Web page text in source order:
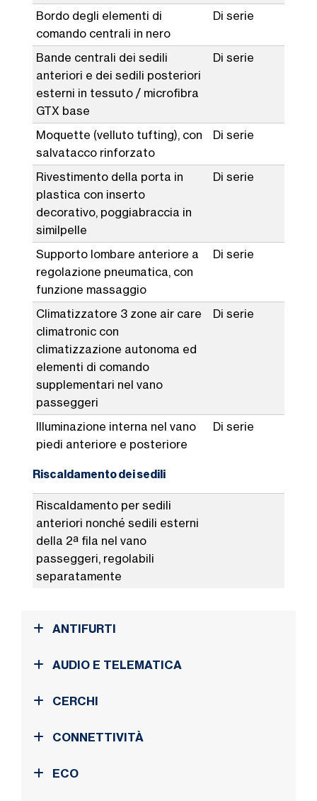
Bordo degli elementi di
comando centrali in nero
Di serie
Bande centrali dei sedili
anteriori e dei sedili posteriori
esterni in tessuto / microfibra
GTX base
Di serie
Moquette (velluto tufting), con
salvatacco rinforzato
Di serie
Rivestimento della porta in
plastica con inserto
decorativo, poggiabraccia in
similpelle
Di serie
Supporto lombare anteriore a
regolazione pneumatica, con
funzione massaggio
Di serie
Climatizzatore 3 zone air care
climatronic con
climatizzazione autonoma ed
elementi di comando
supplementari nel vano
passeggeri
Di serie
Illuminazione interna nel vano
piedi anteriore e posteriore
Di serie
Riscaldamento dei sedili
Riscaldamento per sedili
anteriori nonché sedili esterni
della 2ª fila nel vano
passeggeri, regolabili
separatamente
ANTIFURTI
AUDIO E TELEMATICA
CERCHI
CONNETTIVITÀ
ECO